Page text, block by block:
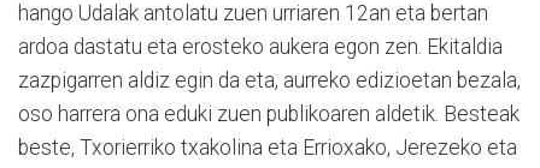
hango Udalak antolatu zuen urriaren 12an eta bertan
ardoa dastatu eta erosteko aukera egon zen. Ekitaldia
zazpigarren aldiz egin da eta, aurreko edizioetan bezala,
oso harrera ona eduki zuen publikoaren aldetik. Besteak
beste, Txorierriko txakolina eta Errioxako, Jerezeko eta